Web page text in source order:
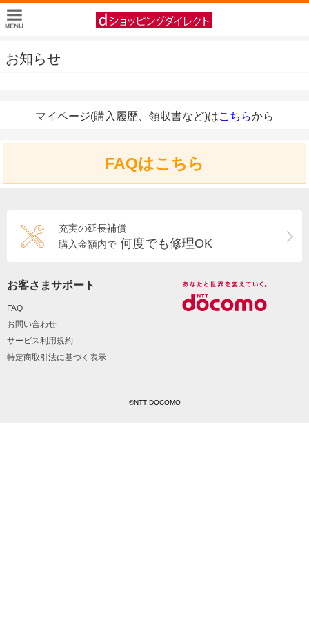
お知らせ
マイページ(購入履歴、領収書など)はこちらから
FAQはこちら
充実の延長補償
購入金額内で 何度でも修理OK
お客さまサポート
FAQ
お問い合わせ
サービス利用規約
特定商取引法に基づく表示
©NTT DOCOMO